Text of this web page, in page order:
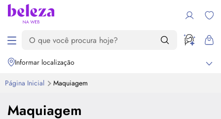
Informar localização
Página Inicial Maquiagem
Maquiagem